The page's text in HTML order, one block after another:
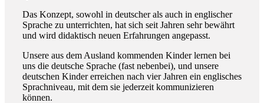
Das Konzept, sowohl in deutscher als auch in englischer
Sprache zu unterrichten, hat sich seit Jahren sehr bewährt
und wird didaktisch neuen Erfahrungen angepasst.
Unsere aus dem Ausland kommenden Kinder lernen bei
uns die deutsche Sprache (fast nebenbei), und unsere
deutschen Kinder erreichen nach vier Jahren ein englisches
Sprachniveau, mit dem sie jederzeit kommunizieren
können.